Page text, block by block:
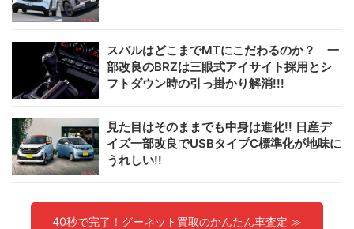
スバルはどこまでMTにこだわるのか？ 一
部改良のBRZは三眼式アイサイト採用とシ
フトダウン時の引っ掛かり解消!!!
見た目はそのままでも中身は進化!! 日産デ
イズ一部改良でUSBタイプC標準化が地味に
うれしい!!
40秒で完了！グーネット買取のかんたん車査定 ≫